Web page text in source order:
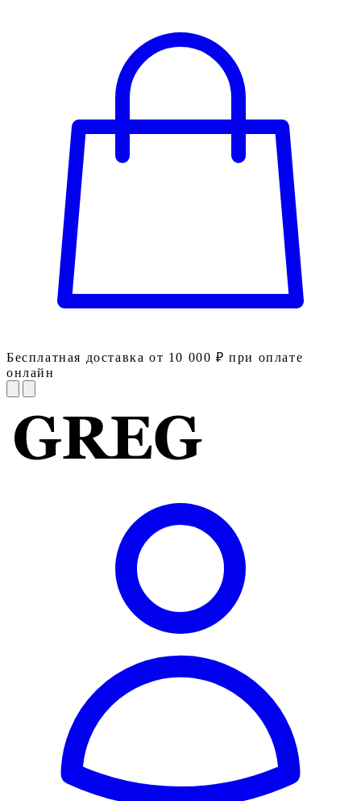
Бесплатная доставка от 10 000 ₽ при оплате
онлайн